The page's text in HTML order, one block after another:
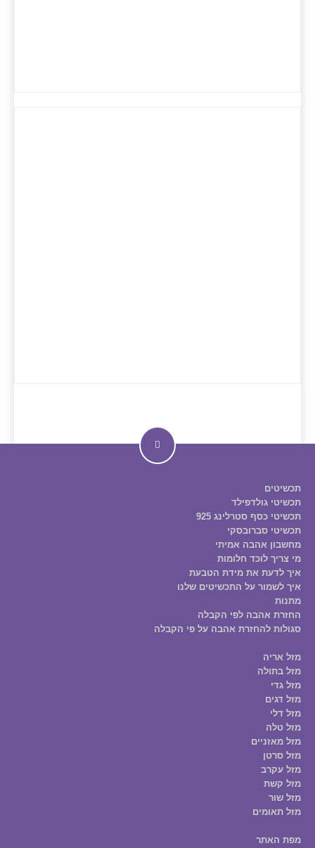
תכשיטים
תכשיטי גולדפילד
תכשיטי כסף סטרלינג 925
תכשיטי סברובסקי
מחשבון אהבה אמיתי
מי צריך לוכד חלומות
איך לדעת את מידת הטבעת
איך לשמור על התכשיטים שלנו
מתנות
החזרת אהבה לפי הקבלה
סגולות להחזרת אהבה על פי הקבלה
מזל אריה
מזל בתולה
מזל גדי
מזל דגים
מזל דלי
מזל טלה
מזל מאזניים
מזל סרטן
מזל עקרב
מזל קשת
מזל שור
מזל תאומים
מפת האתר